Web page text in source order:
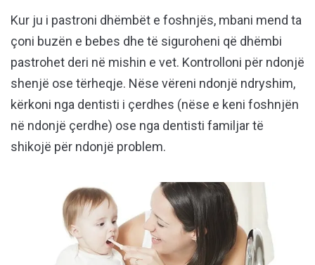
Kur ju i pastroni dhëmbët e foshnjës, mbani mend ta
çoni buzën e bebes dhe të siguroheni që dhëmbi
pastrohet deri në mishin e vet. Kontrolloni për ndonjë
shenjë ose tërheqje. Nëse vëreni ndonjë ndryshim,
kërkoni nga dentisti i çerdhes (nëse e keni foshnjën
në ndonjë çerdhe) ose nga dentisti familjar të
shikojë për ndonjë problem.